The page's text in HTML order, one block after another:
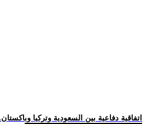
.. اتفاقية دفاعية بين السعودية وتركيا